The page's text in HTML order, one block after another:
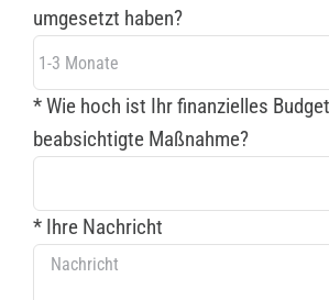
umgesetzt haben?
* Wie hoch ist Ihr finanzielles
beabsichtigte Maßnahme?
* Ihre Nachricht